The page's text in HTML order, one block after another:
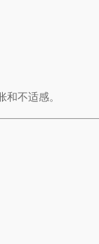
不适感。